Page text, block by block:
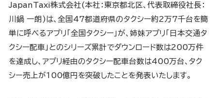
JapanTaxi株式会社(本社：東京都北区、代表取締役社長：
川鍋 一朗)は、全国47都道府県のタクシー約2万7千台を簡
単に呼べるアプリ「全国タクシー」が、姉妹アプリ「日本交通タ
クシー配車」とのシリーズ累計でダウンロード数は200万件
を達成し、アプリ経由のタクシー配車台数は400万台、タク
シー売上が100億円を突破したことを発表いたします。